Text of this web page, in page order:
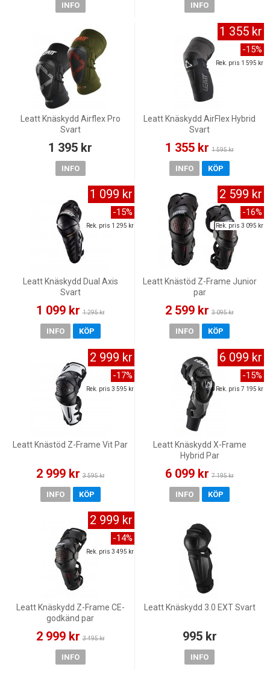
INFO INFO
Leatt Knäskydd Airflex Pro
Svart
1 395 kr
INFO
Leatt Knäskydd AirFlex Hybrid
Svart
1 355 kr 1 595 kr
1 355 kr
-15%
Rek. pris 1 595 kr
INFO KÖP
Leatt Knäskydd Dual Axis
Svart
1 099 kr 1 295 kr
1 099 kr
-15%
Rek. pris 1 295 kr
INFO KÖP
Leatt Knästöd Z-Frame Junior
par
2 599 kr 3 095 kr
2 599 kr
-16%
Rek. pris 3 095 kr
INFO KÖP
Leatt Knästöd Z-Frame Vit Par
2 999 kr 3 595 kr
2 999 kr
-17%
Rek. pris 3 595 kr
INFO KÖP
Leatt Knäskydd X-Frame
Hybrid Par
6 099 kr 7 195 kr
6 099 kr
-15%
Rek. pris 7 195 kr
INFO KÖP
Leatt Knäskydd Z-Frame CE-
godkänd par
2 999 kr 3 495 kr
2 999 kr
-14%
Rek. pris 3 495 kr
INFO
Leatt Knäskydd 3.0 EXT Svart
995 kr
INFO